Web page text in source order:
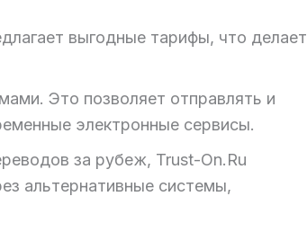
выгодные тарифы, что делает
Это позволяет отправлять и
электронные сервисы.
за рубеж, Trust-On.Ru
альтернативные системы,